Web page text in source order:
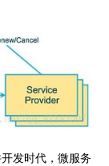
发时代，微服务